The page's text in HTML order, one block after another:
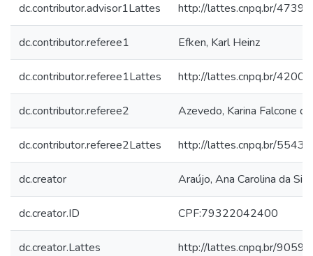
dc.contributor.advisor1Lattes http://lattes.cnpq.br/
dc.contributor.referee1 Efken, Karl Heinz
dc.contributor.referee1Lattes http://lattes.cnpq.br/
dc.contributor.referee2 Azevedo, Karina Falcone de
dc.contributor.referee2Lattes http://lattes.cnpq.br/
dc.creator Araújo, Ana Carolina da
dc.creator.ID CPF:79322042400
dc.creator.Lattes http://lattes.cnpq.br/